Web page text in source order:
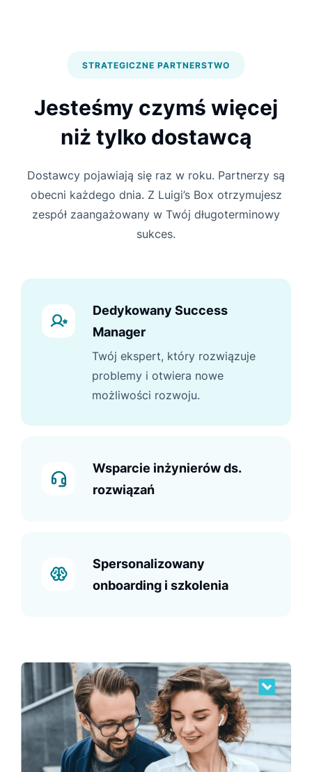
STRATEGICZNE PARTNERSTWO
Jesteśmy czymś więcej
niż tylko dostawcą
Dostawcy pojawiają się raz w roku. Partnerzy są
obecni każdego dnia. Z Luigi’s Box otrzymujesz
zespół zaangażowany w Twój długoterminowy
sukces.
Dedykowany Success
Manager
Twój ekspert, który rozwiązuje
problemy i otwiera nowe
możliwości rozwoju.
Wsparcie inżynierów ds.
rozwiązań
Spersonalizowany
onboarding i szkolenia